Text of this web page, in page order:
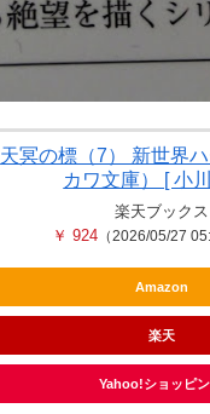
天冥の標（7） 新世界
カワ文庫） [ 小
楽天ブックス
￥ 924 （2026/05/27
Amazon
楽天
Yahoo!ショッピ